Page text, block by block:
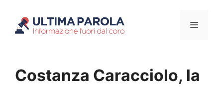
Menu
Costanza Caracciolo, la